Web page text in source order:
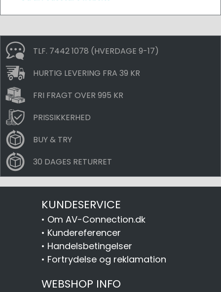
TLF. 7442 1078 (HVERDAGE 9-17)
HURTIG LEVERING FRA 39 KR
FRI FRAGT OVER 995 KR
PRISSIKKERHED
BUY & TRY
30 DAGES RETURRET
KUNDESERVICE
• Om AV-Connection.dk
• Kundereferencer
• Handelsbetingelser
• Fortrydelse og reklamation
WEBSHOP INFO